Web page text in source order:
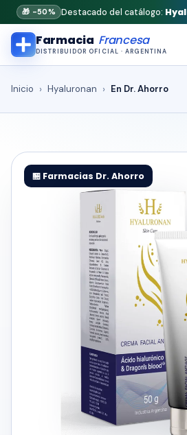
🎁 -50% Destacado del catálogo:
Farmacia Francesa
DISTRIBUIDOR OFICIAL · ARGENTINA
Inicio Hyaluronan En Dr. Ahorro
🏪 Farmacias Dr. Ahorro